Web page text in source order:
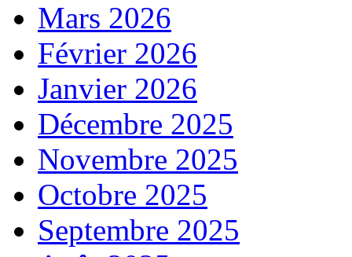
Mars 2026
Février 2026
Janvier 2026
Décembre 2025
Novembre 2025
Octobre 2025
Septembre 2025